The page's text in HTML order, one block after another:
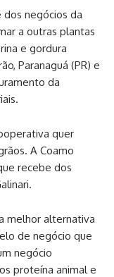
negócios da
a outras plantas
e gordura
Paranaguá (PR) e
da
quer
A Coamo
recebe dos
melhor alternativa
de negócio que
negócio
proteína animal e